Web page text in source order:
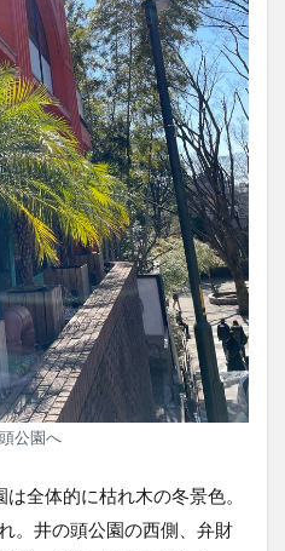
公園へ
全体的に枯れ木の冬景色。
。井の頭公園の西側、弁財